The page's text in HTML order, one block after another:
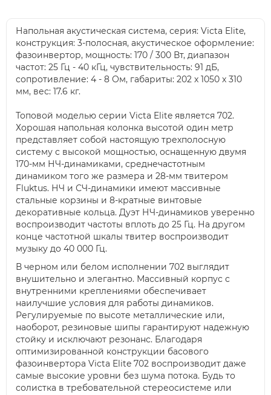
Напольная акустическая система, серия: Victa Elite,
конструкция: 3-полосная, акустическое оформление:
фазоинвертор, мощность: 170 / 300 Вт, диапазон
частот: 25 Гц - 40 кГц, чувствительность: 91 дБ,
сопротивление: 4 - 8 Ом, габариты: 202 x 1050 x 310
мм, вес: 17.6 кг.
Топовой моделью серии Victa Elite является 702.
Хорошая напольная колонка высотой один метр
представляет собой настоящую трехполосную
систему с высокой мощностью, оснащенную двумя
170-мм НЧ-динамиками, среднечастотным
динамиком того же размера и 28-мм твитером
Fluktus. НЧ и СЧ-динамики имеют массивные
стальные корзины и 8-кратные винтовые
декоративные кольца. Дуэт НЧ-динамиков уверенно
воспроизводит частоты вплоть до 25 Гц. На другом
конце частотной шкалы твитер воспроизводит
музыку до 40 000 Гц.
В черном или белом исполнении 702 выглядит
внушительно и элегантно. Массивный корпус с
внутренними креплениями обеспечивает
наилучшие условия для работы динамиков.
Регулируемые по высоте металлические или,
наоборот, резиновые шипы гарантируют надежную
стойку и исключают резонанс. Благодаря
оптимизированной конструкции басового
фазоинвертора Victa Elite 702 воспроизводит даже
самые высокие уровни без шума потока. Будь то
солистка в требовательной стереосистеме или